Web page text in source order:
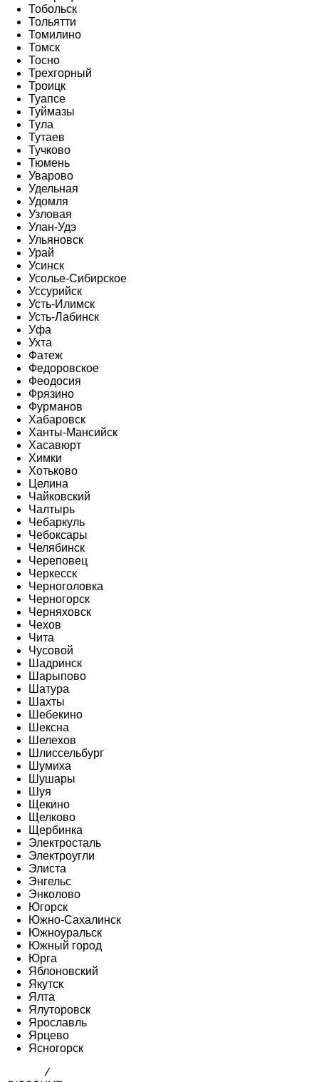
Тобольск
Тольятти
Томилино
Томск
Тосно
Трехгорный
Троицк
Туапсе
Туймазы
Тула
Тутаев
Тучково
Тюмень
Уварово
Удельная
Удомля
Узловая
Улан-Удэ
Ульяновск
Урай
Усинск
Усолье-Сибирское
Уссурийск
Усть-Илимск
Усть-Лабинск
Уфа
Ухта
Фатеж
Федоровское
Феодосия
Фрязино
Фурманов
Хабаровск
Ханты-Мансийск
Хасавюрт
Химки
Хотьково
Целина
Чайковский
Чалтырь
Чебаркуль
Чебоксары
Челябинск
Череповец
Черкесск
Черноголовка
Черногорск
Черняховск
Чехов
Чита
Чусовой
Шадринск
Шарыпово
Шатура
Шахты
Шебекино
Шексна
Шелехов
Шлиссельбург
Шумиха
Шушары
Шуя
Щекино
Щелково
Щербинка
Электросталь
Электроугли
Элиста
Энгельс
Энколово
Югорск
Южно-Сахалинск
Южноуральск
Южный город
Юрга
Яблоновский
Якутск
Ялта
Ялуторовск
Ярославль
Ярцево
Ясногорск